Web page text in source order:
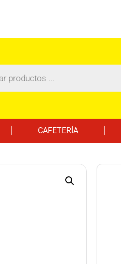
CAFETERÍA